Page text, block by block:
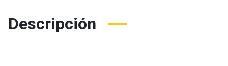
Descripción